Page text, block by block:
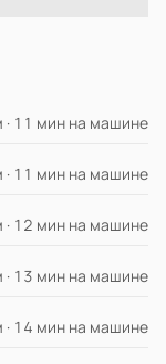
· 11 мин на машине
· 11 мин на машине
· 12 мин на машине
· 13 мин на машине
· 14 мин на машине